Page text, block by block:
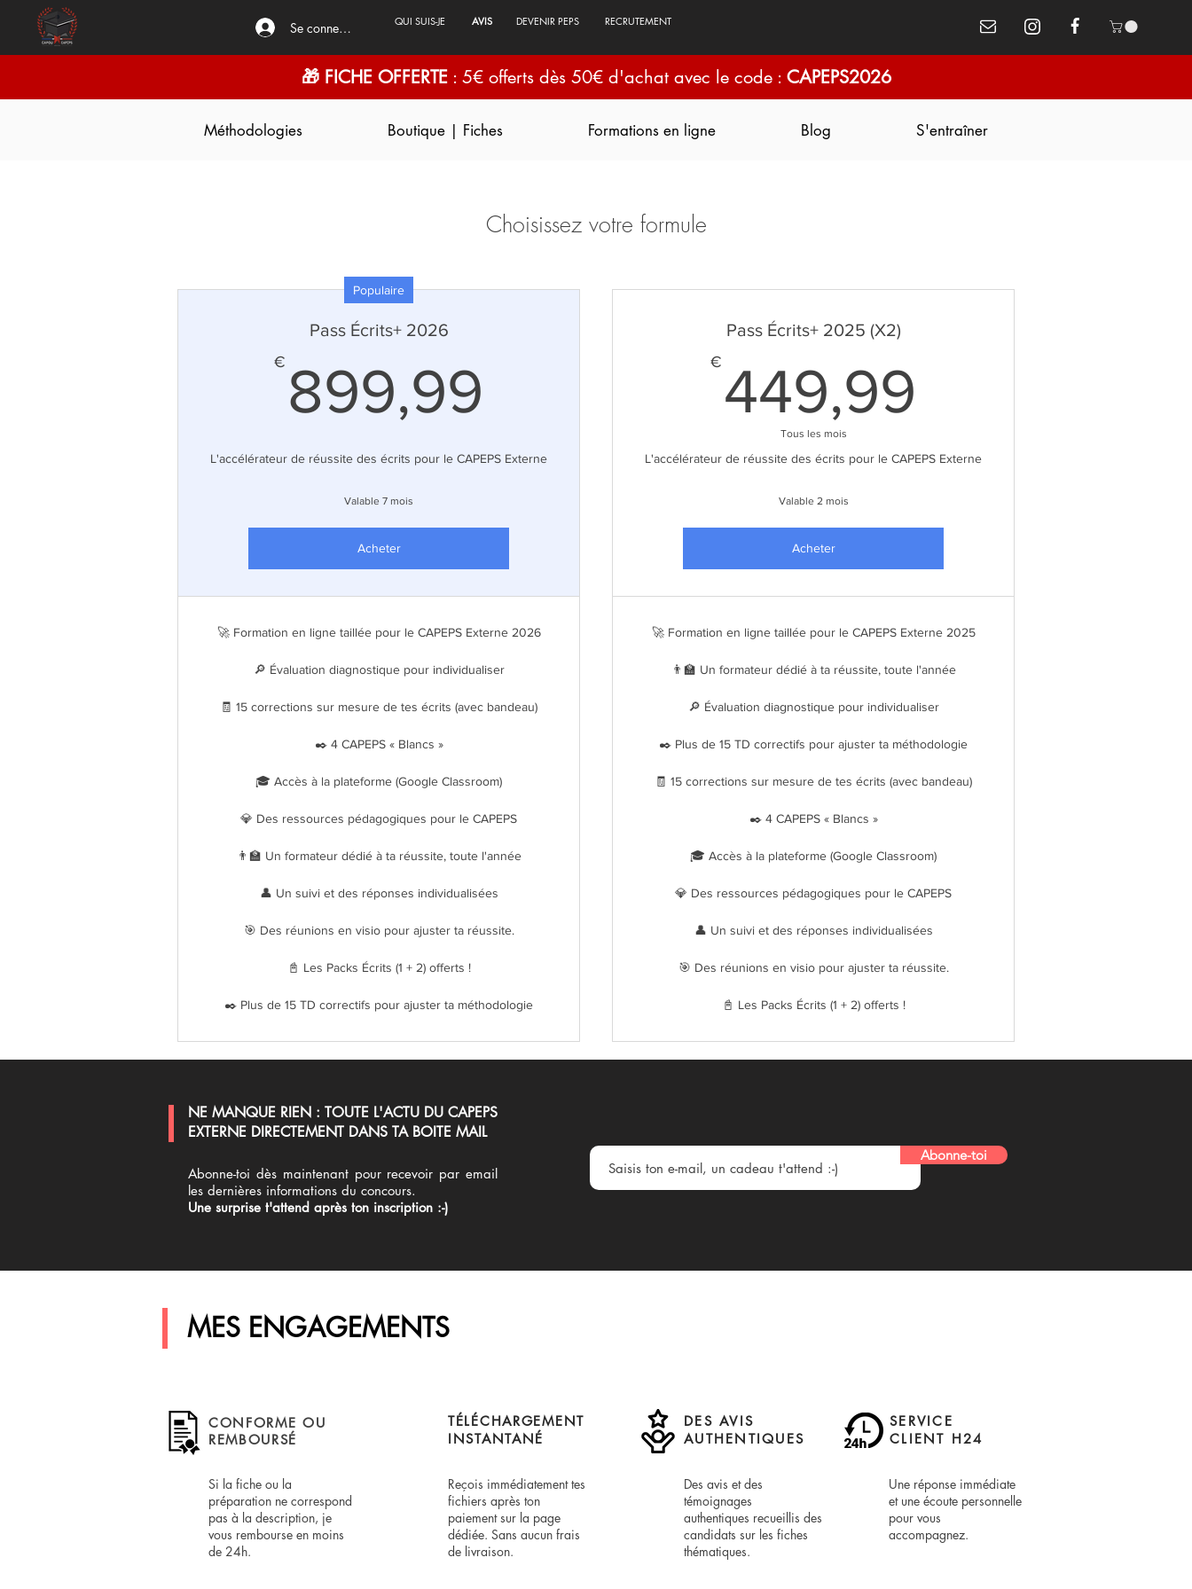
Se connecter QUI SUIS-JE AVIS DEVENIR PEPS RECRUTEMENT
🎁 FICHE OFFERTE: 5€ offerts dès 50€ d'achat avec le code : CAPEPS2026
Méthodologies Boutique | Fiches Formations en ligne Blog S'entraîner
Choisissez votre formule
Populaire
Pass Écrits+ 2026
€ 899,99 899,99€
L'accélérateur de réussite des écrits pour le CAPEPS Externe
Valable 7 mois
Acheter
🚀 Formation en ligne taillée pour le CAPEPS Externe 2026
🔎 Évaluation diagnostique pour individualiser
🧾 15 corrections sur mesure de tes écrits (avec bandeau)
✒️ 4 CAPEPS « Blancs »
🎓 Accès à la plateforme (Google Classroom)
💎 Des ressources pédagogiques pour le CAPEPS
👨‍🏫 Un formateur dédié à ta réussite, toute l'année
👤 Un suivi et des réponses individualisées
🎯 Des réunions en visio pour ajuster ta réussite.
📓 Les Packs Écrits (1 + 2) offerts !
✒️ Plus de 15 TD correctifs pour ajuster ta méthodologie
Pass Écrits+ 2025 (X2)
€ 449,99
Tous les mois
L'accélérateur de réussite des écrits pour le CAPEPS Externe
Valable 2 mois
Acheter
🚀 Formation en ligne taillée pour le CAPEPS Externe 2025
👨‍🏫 Un formateur dédié à ta réussite, toute l'année
🔎 Évaluation diagnostique pour individualiser
✒️ Plus de 15 TD correctifs pour ajuster ta méthodologie
🧾 15 corrections sur mesure de tes écrits (avec bandeau)
✒️ 4 CAPEPS « Blancs »
🎓 Accès à la plateforme (Google Classroom)
💎 Des ressources pédagogiques pour le CAPEPS
👤 Un suivi et des réponses individualisées
🎯 Des réunions en visio pour ajuster ta réussite.
📓 Les Packs Écrits (1 + 2) offerts !
NE MANQUE RIEN : TOUTE L'ACTU DU CAPEPS
EXTERNE DIRECTEMENT DANS TA BOITE MAIL
Abonne-toi dès maintenant pour recevoir par email
les dernières informations du concours.
Une surprise t'attend après ton inscription :-)
Abonne-toi
MES ENGAGEMENTS
CONFORME OU
REMBOURSÉ
Si la fiche ou la
préparation ne correspond
pas à la description, je
vous rembourse en moins
de 24h.
TÉLÉCHARGEMENT
INSTANTANÉ
DES AVIS
AUTHENTIQUES
SERVICE
CLIENT H24
Reçois immédiatement tes
fichiers après ton
paiement sur la page
dédiée. Sans aucun frais
de livraison.
Des avis et des
témoignages
authentiques recueillis des
candidats sur les fiches
thématiques.
Une réponse immédiate
et une écoute personnelle
pour vous
accompagnez.